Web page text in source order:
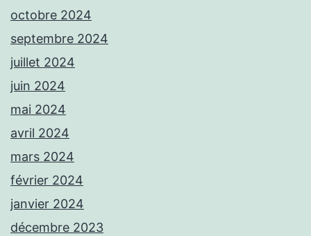
octobre 2024
septembre 2024
juillet 2024
juin 2024
mai 2024
avril 2024
mars 2024
février 2024
janvier 2024
décembre 2023